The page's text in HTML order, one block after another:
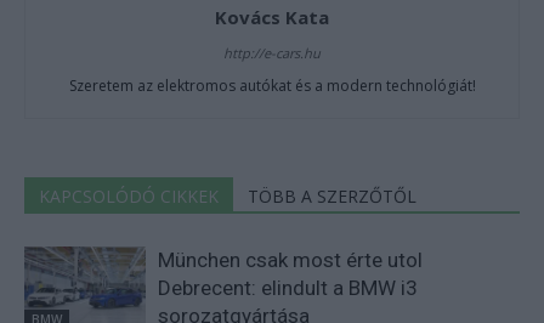
Kovács Kata
http://e-cars.hu
Szeretem az elektromos autókat és a modern technológiát!
KAPCSOLÓDÓ CIKKEK TÖBB A SZERZŐTŐL
BMW
München csak most érte utol
Debrecent: elindult a BMW i3
sorozatgyártása